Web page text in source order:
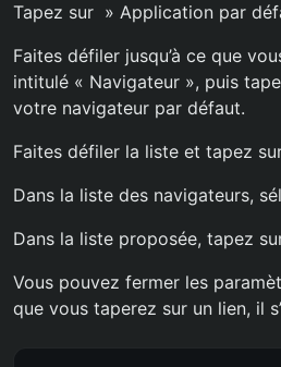
Tapez sur » Application par
Faites défiler jusqu’à ce que
intitulé « Navigateur », puis
votre navigateur par défaut.
Faites défiler la liste et tapez
Dans la liste des navigateurs,
Dans la liste proposée, tapez
Vous pouvez fermer les
que vous taperez sur un lien, il